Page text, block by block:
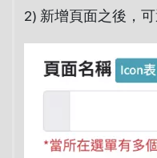
2) 新增頁面之後，